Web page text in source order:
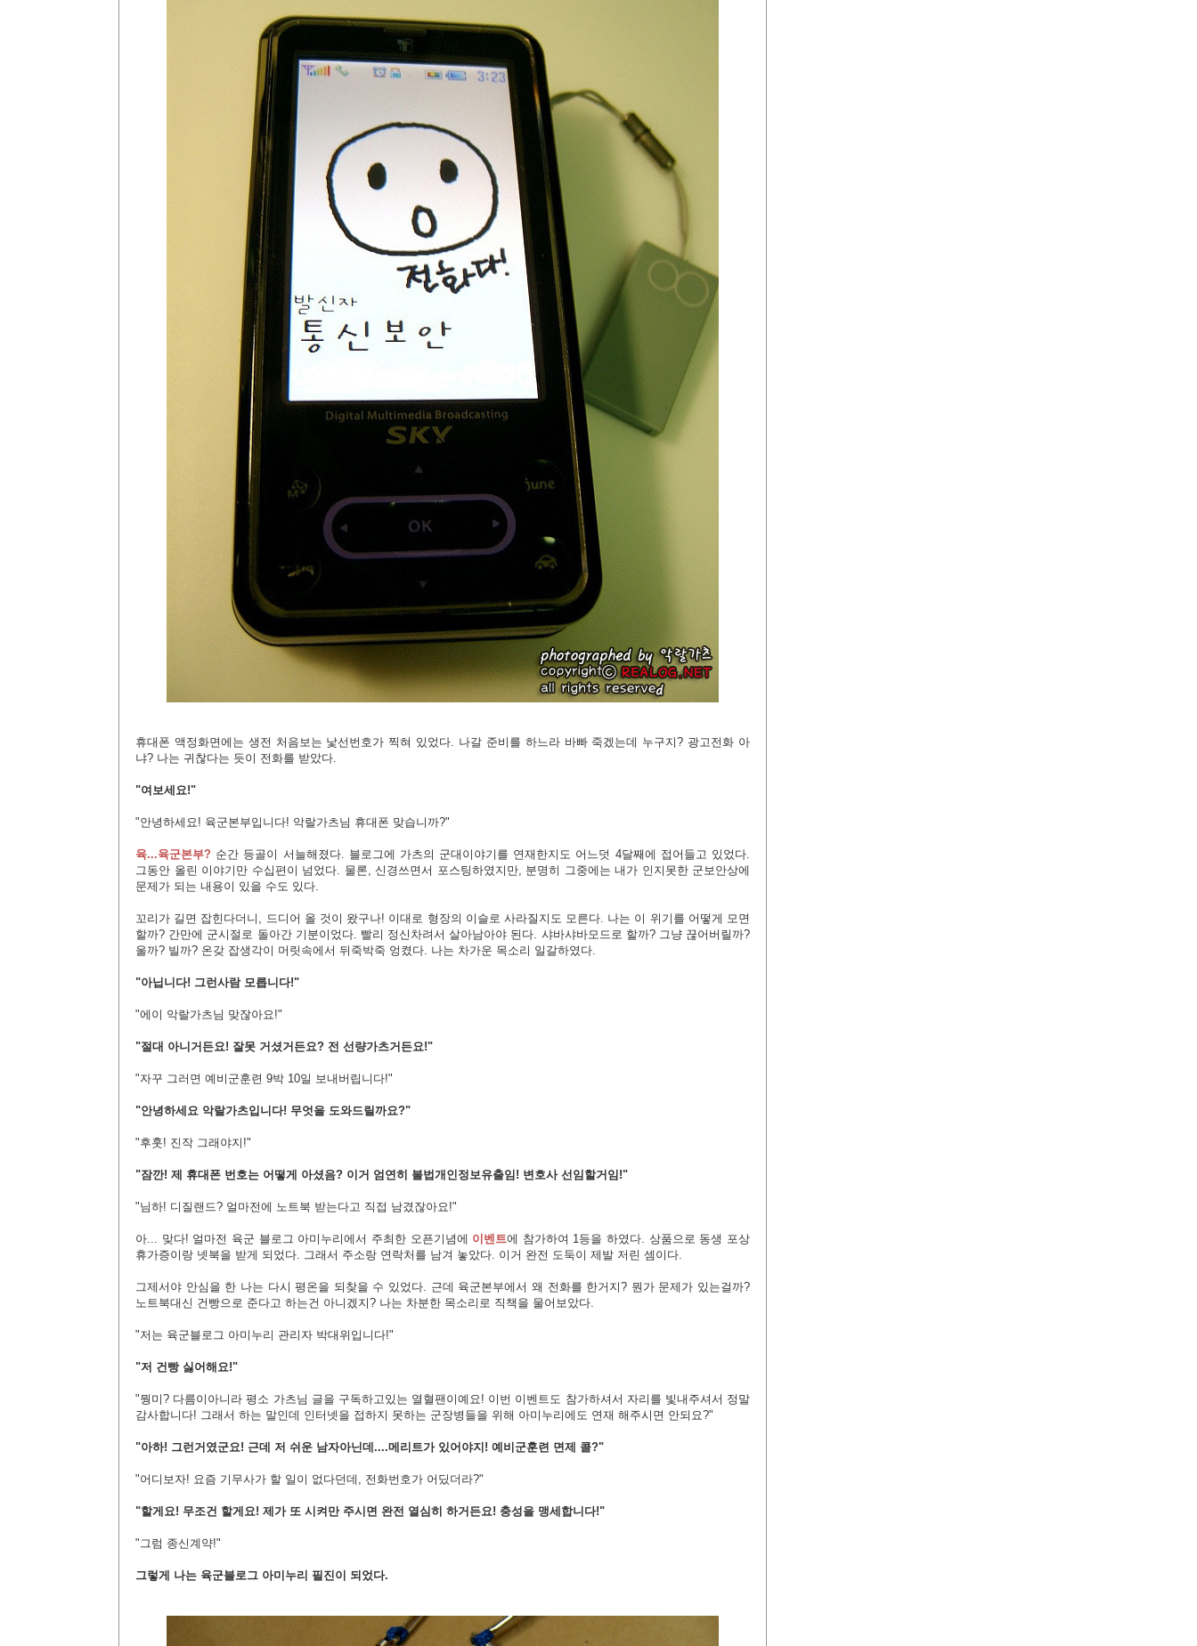
휴대폰 액정화면에는 생전 처음보는 낯선번호가 찍혀 있었다. 나갈 준비를 하느라 바빠 죽겠는데 누구지? 광고전화 아
냐? 나는 귀찮다는 듯이 전화를 받았다.
"여보세요!"
"안녕하세요! 육군본부입니다! 악랄가츠님 휴대폰 맞습니까?"
육...육군본부? 순간 등골이 서늘해졌다. 블로그에 가츠의 군대이야기를 연재한지도 어느덧 4달째에 접어들고 있었다.
그동안 올린 이야기만 수십편이 넘었다. 물론, 신경쓰면서 포스팅하였지만, 분명히 그중에는 내가 인지못한 군보안상에
문제가 되는 내용이 있을 수도 있다.
꼬리가 길면 잡힌다더니, 드디어 올 것이 왔구나! 이대로 형장의 이슬로 사라질지도 모른다. 나는 이 위기를 어떻게 모면
할까? 간만에 군시절로 돌아간 기분이었다. 빨리 정신차려서 살아남아야 된다. 샤바샤바모드로 할까? 그냥 끊어버릴까?
울까? 빌까? 온갖 잡생각이 머릿속에서 뒤죽박죽 엉켰다. 나는 차가운 목소리 일갈하였다.
"아닙니다! 그런사람 모릅니다!"
"에이 악랄가츠님 맞잖아요!"
"절대 아니거든요! 잘못 거셨거든요? 전 선량가츠거든요!"
"자꾸 그러면 예비군훈련 9박 10일 보내버립니다!"
"안녕하세요 악랄가츠입니다! 무엇을 도와드릴까요?"
"후훗! 진작 그래야지!"
"잠깐! 제 휴대폰 번호는 어떻게 아셨음? 이거 엄연히 불법개인정보유출임! 변호사 선임할거임!"
"님하! 디질랜드? 얼마전에 노트북 받는다고 직접 남겼잖아요!"
아... 맞다! 얼마전 육군 블로그 아미누리에서 주최한 오픈기념에 이벤트에 참가하여 1등을 하였다. 상품으로 동생 포상
휴가증이랑 넷북을 받게 되었다. 그래서 주소랑 연락처를 남겨 놓았다. 이거 완전 도둑이 제발 저린 셈이다.
그제서야 안심을 한 나는 다시 평온을 되찾을 수 있었다. 근데 육군본부에서 왜 전화를 한거지? 뭔가 문제가 있는걸까?
노트북대신 건빵으로 준다고 하는건 아니겠지? 나는 차분한 목소리로 직책을 물어보았다.
"저는 육군블로그 아미누리 관리자 박대위입니다!"
"저 건빵 싫어해요!"
"뭥미? 다름이아니라 평소 가츠님 글을 구독하고있는 열혈팬이예요! 이번 이벤트도 참가하셔서 자리를 빛내주셔서 정말
감사합니다! 그래서 하는 말인데 인터넷을 접하지 못하는 군장병들을 위해 아미누리에도 연재 해주시면 안되요?"
"아하! 그런거였군요! 근데 저 쉬운 남자아닌데....메리트가 있어야지! 예비군훈련 면제 콜?"
"어디보자! 요즘 기무사가 할 일이 없다던데, 전화번호가 어딨더라?"
"할게요! 무조건 할게요! 제가 또 시켜만 주시면 완전 열심히 하거든요! 충성을 맹세합니다!"
"그럼 종신계약!"
그렇게 나는 육군블로그 아미누리 필진이 되었다.